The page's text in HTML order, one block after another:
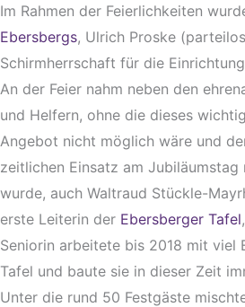
Im Rahmen der Feierlichkeiten
Ebersbergs, Ulrich Proske
Schirmherrschaft für die
An der Feier nahm neben den
und Helfern, ohne die dieses
Angebot nicht möglich wäre und
zeitlichen Einsatz am
wurde, auch Waltraud Stückle-
erste Leiterin der Ebersberger Tafel
Seniorin arbeitete bis 2018 mit viel
Tafel und baute sie in dieser Zeit
Unter die rund 50 Festgäste